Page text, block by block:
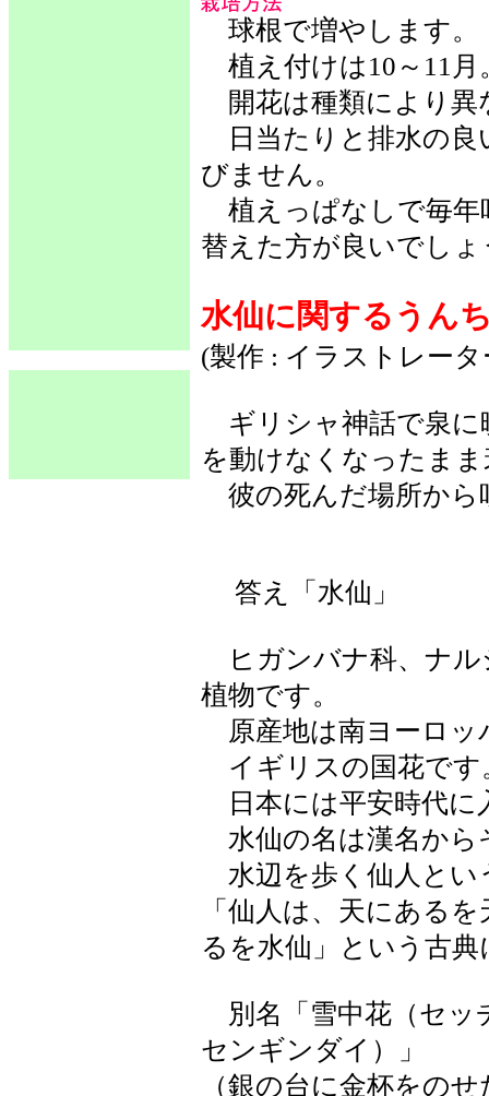
球根で増やします。
植え付けは10～11月
開花は種類により異
日当たりと排水の良
びません。
植えっぱなしで毎年
替えた方が良いでしょ
水仙に関するうん
(製作 : イラストレー
ギリシャ神話で泉に
を動けなくなったま
彼の死んだ場所から
答え「水仙」
ヒガンバナ科、ナル
植物です。
原産地は南ヨーロッ
イギリスの国花です
日本には平安時代に
水仙の名は漢名から
水辺を歩く仙人とい
「仙人は、天にある
るを水仙」という古
別名「雪中花（セッ
センギンダイ）」
（銀の台に金杯をの